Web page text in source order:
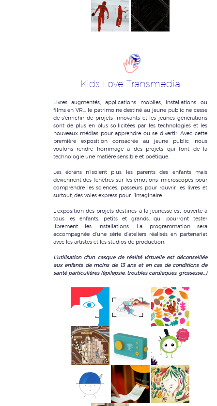
Kids Love Transmedia
Livres augmentés, applications mobiles, installations ou
films en VR... le patrimoine destiné au jeune public ne cesse
de s'enrichir de projets innovants et les jeunes générations
sont de plus en plus sollicitées par les technologies et les
nouveaux médias pour apprendre ou se divertir. Avec cette
première exposition consacrée au jeune public, nous
voulons rendre hommage à des projets qui font de la
technologie une matière sensible et poétique.
Les écrans n’isolent plus les parents des enfants mais
deviennent des fenêtres sur les émotions, microscopes pour
comprendre les sciences, passeurs pour rouvrir les livres et
surtout, des voies express pour l’imaginaire.
L’exposition des projets destinés à la jeunesse est ouverte à
tous les enfants, petits et grands, qui pourront tester
librement les installations. La programmation sera
accompagnée d’une série d’ateliers réalisés en partenariat
avec les artistes et les studios de production.
L'utilisation d'un casque de réalité virtuelle est déconseillée
aux enfants de moins de 13 ans et en cas de conditions de
santé particulières (épilepsie, troubles cardiaques, grossesse…)